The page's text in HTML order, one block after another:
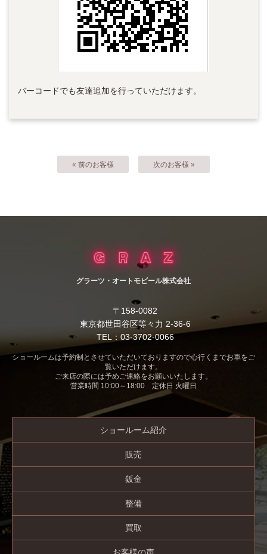
バーコードでも友達追加を行っていただけます。
« 前のお客様 次のお客様 »
グラーツ・オートモビール株式会社
〒158-0082
東京都世田谷区等々力 2-36-6
TEL：03-3702-0066
ショールームは予約制とさせていただいておりますので心行くまでお車をご
覧いただけます。
ご来店の際には予めご連絡をお願いいたします。
営業時間 10:00～18:00 定休日 火曜日
ショールーム紹介
販売
鈑金
整備
買取
お客様の声